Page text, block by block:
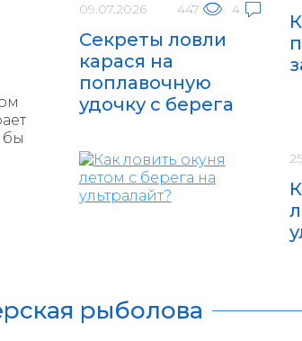
бы
09.07.2026 447 4
Секреты ловли
карася на
поплавочную
удочку с берега
рыболова